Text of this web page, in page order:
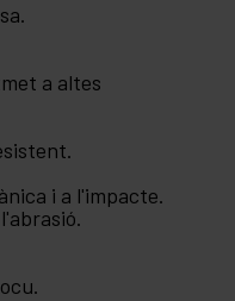
a altes
i a l'impacte.